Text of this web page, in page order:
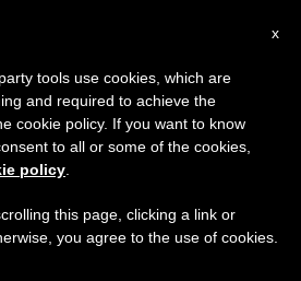
Tagged
José
×
7 de agosto haremos la pausa
que en el periodo de verano
y también el
x
tools use cookies, which are
and required to achieve the
cookie policy. If you want to know
to all or some of the cookies,
policy
this page, clicking a link or
you agree to the use of cookies.